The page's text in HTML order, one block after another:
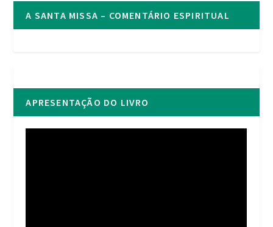
A SANTA MISSA – COMENTÁRIO ESPIRITUAL
APRESENTAÇÃO DO LIVRO